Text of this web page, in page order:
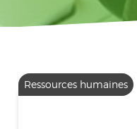
Ressources humaines